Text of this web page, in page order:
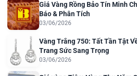
Giá Vàng Rồng Bảo Tín Minh
Báo & Phân Tích
03/06/2026
Vàng Trắng 750: Tất Tần Tật
Trang Sức Sang Trọng
03/06/2026